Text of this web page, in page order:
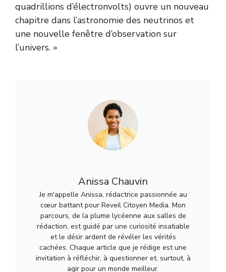
quadrillions d’électronvolts) ouvre un nouveau
chapitre dans l’astronomie des neutrinos et
une nouvelle fenêtre d’observation sur
l’univers. »
Anissa Chauvin
Je m'appelle Anissa, rédactrice passionnée au
cœur battant pour Reveil Citoyen Media. Mon
parcours, de la plume lycéenne aux salles de
rédaction, est guidé par une curiosité insatiable
et le désir ardent de révéler les vérités
cachées. Chaque article que je rédige est une
invitation à réfléchir, à questionner et, surtout, à
agir pour un monde meilleur.